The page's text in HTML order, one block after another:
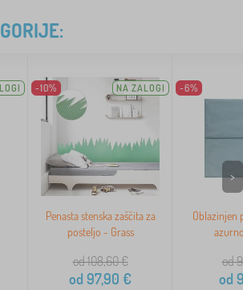
-10% NA ZALOGI
Penasta stenska zaščita za
posteljo - Grass
od 108,60€
od 97,90 €
-6%
Oblazinjen
od
od
>